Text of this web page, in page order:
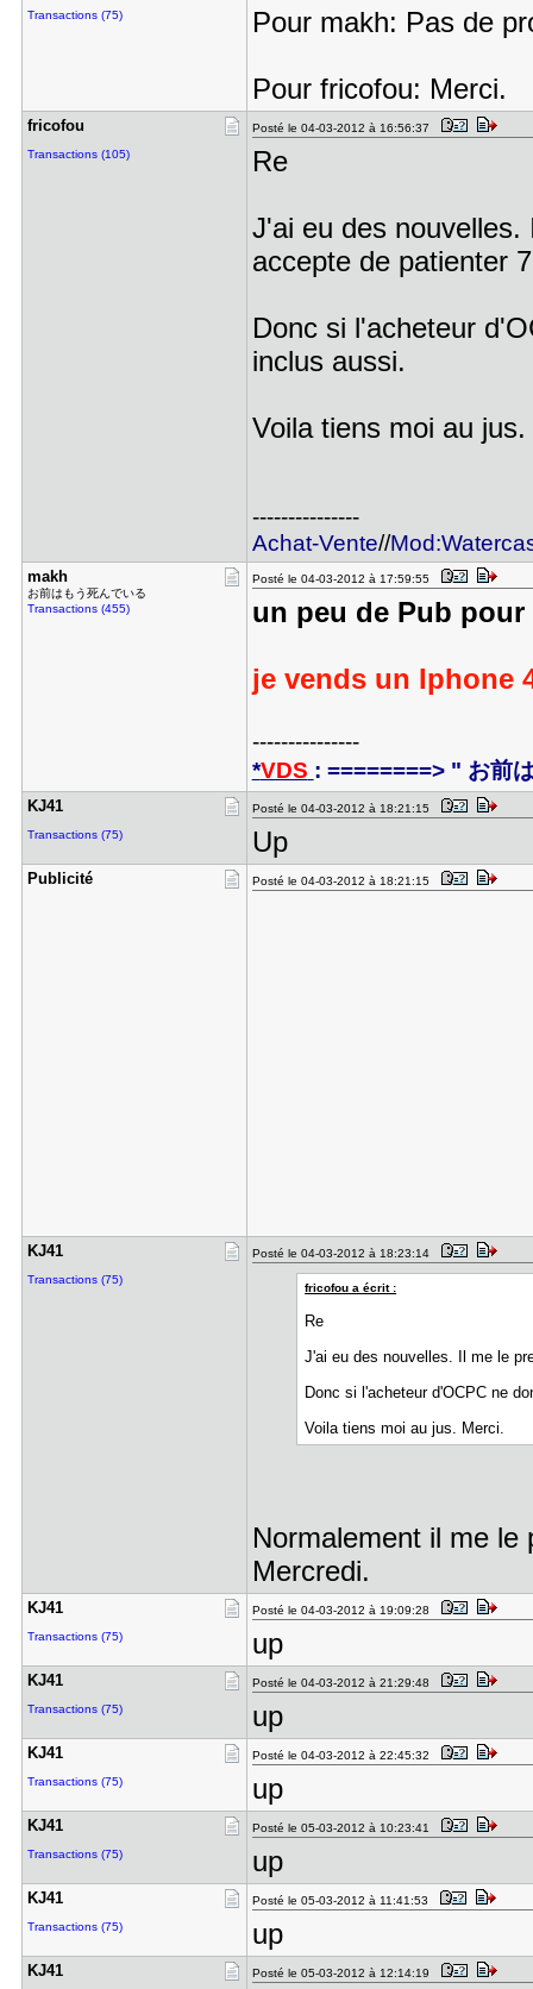
Transactions (75) Pour makh: Pas de
Pour fricofou: Merci.
fricofou
Transactions (105)
Posté le 04-03-2012 à 16:56:37
Re
J'ai eu des
accepte de patienter
Donc si l'acheteur
inclus aussi.
Voila tiens moi au
---------------
Achat-Vente//
makh
お前はもう死んでいる
Transactions (455)
Posté le 04-03-2012 à 17:59:55
un peu de Pub
je vends un Iphone
---------------
*VDS : ========> " お前
KJ41
Transactions (75)
Posté le 04-03-2012 à 18:21:15
Up
Publicité Posté le 04-03-2012 à 18:21:15
KJ41
Transactions (75)
Posté le 04-03-2012 à 18:23:14
fricofou a écrit :
Re
J'ai eu des nouvelles. Il me le
Donc si l'acheteur d'OCPC ne
Voila tiens moi au jus. Merci.
Normalement il me
Mercredi.
KJ41
Transactions (75)
Posté le 04-03-2012 à 19:09:28
up
KJ41
Transactions (75)
Posté le 04-03-2012 à 21:29:48
up
KJ41
Transactions (75)
Posté le 04-03-2012 à 22:45:32
up
KJ41
Transactions (75)
Posté le 05-03-2012 à 10:23:41
up
KJ41
Transactions (75)
Posté le 05-03-2012 à 11:41:53
up
KJ41 Posté le 05-03-2012 à 12:14:19